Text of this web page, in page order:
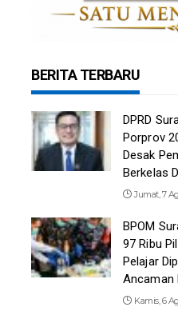
BERITA TERBARU
DPRD
Porprov
Desak
Berkelas
Jumat, 7
BPOM
97 Ribu
Pelajar
Ancaman
Kamis, 6